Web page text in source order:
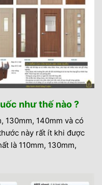
như thế nào ?
130mm, 140mm và có
này rất ít khi được
là 110mm, 130mm,